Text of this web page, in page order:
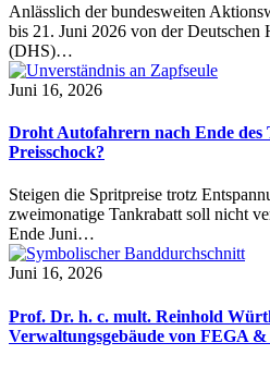
Anlässlich der bundesweiten
bis 21. Juni 2026 von der Deutschen
(DHS)…
Juni 16, 2026
Droht Autofahrern nach Ende des
Preisschock?
Steigen die Spritpreise trotz
zweimonatige Tankrabatt soll nicht
Ende Juni…
Juni 16, 2026
Prof. Dr. h. c. mult. Reinhold
Verwaltungsgebäude von FEGA &